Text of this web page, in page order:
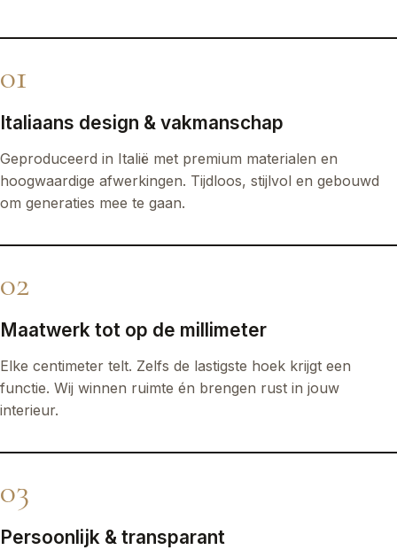
01
Italiaans design & vakmanschap
Geproduceerd in Italië met premium materialen en
hoogwaardige afwerkingen. Tijdloos, stijlvol en gebouwd
om generaties mee te gaan.
02
Maatwerk tot op de millimeter
Elke centimeter telt. Zelfs de lastigste hoek krijgt een
functie. Wij winnen ruimte én brengen rust in jouw
interieur.
03
Persoonlijk & transparant